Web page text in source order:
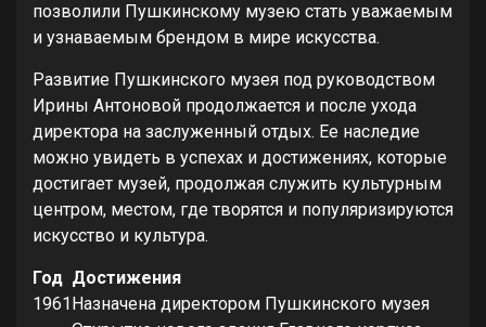
позволили Пушкинскому музею стать уважаемым
и узнаваемым брендом в мире искусства.
Развитие Пушкинского музея под руководством
Ирины Антоновой продолжается и после ухода
директора на заслуженный отдых. Ее наследие
можно увидеть в успехах и достижениях, которые
достигает музей, продолжая служить культурным
центром, местом, где творятся и популяризируются
искусство и культура.
Год Достижения
1961Назначена директором Пушкинского музея